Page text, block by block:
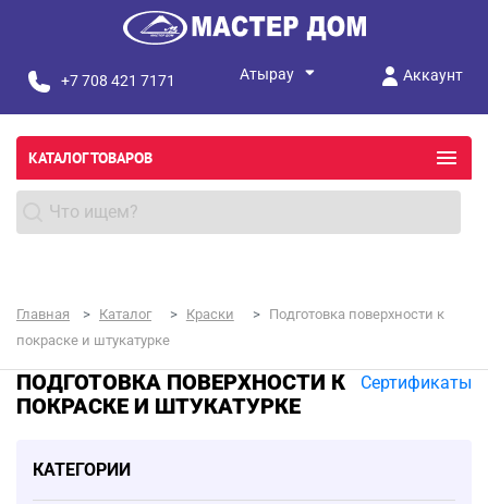
+7 708 421 7171 Аккаунт
КАТАЛОГ ТОВАРОВ
Главная Каталог Краски
Подготовка поверхности к
покраске и штукатурке
ПОДГОТОВКА ПОВЕРХНОСТИ К
ПОКРАСКЕ И ШТУКАТУРКЕ
Сертификаты
КАТЕГОРИИ